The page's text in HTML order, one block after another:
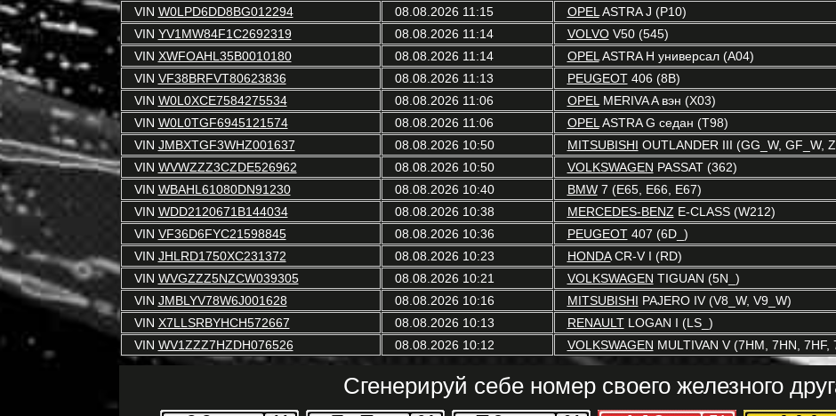
VIN W0LPD6DD8BG012294 08.08.2026 11:15 OPELASTRA J (P10)
VIN YV1MW84F1C2692319 08.08.2026 11:14 VOLVOV50 (545)
VIN XWFOAHL35B0010180 08.08.2026 11:14 OPELASTRA H универсал (A04)
VIN VF38BRFVT80623836 08.08.2026 11:13 PEUGEOT406 (8B)
VIN W0L0XCE7584275534 08.08.2026 11:06 OPELMERIVA A вэн (X03)
VIN W0L0TGF6945121574 08.08.2026 11:06 OPELASTRA G седан (T98)
VIN JMBXTGF3WHZ001637 08.08.2026 10:50 MITSUBISHI OUTLANDER III (GG_W, GF_W,
VIN WVWZZZ3CZDE526962 08.08.2026 10:50 VOLKSWAGEN PASSAT (362)
VIN WBAHL61080DN91230 08.08.2026 10:40 BMW7 (E65, E66, E67)
VIN WDD2120671B144034 08.08.2026 10:38 MERCEDES-BENZE-CLASS (W212)
VIN VF36D6FYC21598845 08.08.2026 10:36 PEUGEOT407 (6D_)
VIN JHLRD1750XC231372 08.08.2026 10:23 HONDACR-V I (RD)
VIN WVGZZZ5NZCW039305 08.08.2026 10:21 VOLKSWAGEN TIGUAN (5N_)
VIN JMBLYV78W6J001628 08.08.2026 10:16 MITSUBISHI PAJERO IV (V8_W, V9_W)
VIN X7LLSRBYHCH572667 08.08.2026 10:13 RENAULTLOGAN I (LS_)
VIN WV1ZZZ7HZDH076526 08.08.2026 10:12 VOLKSWAGEN MULTIVAN V (7HM, 7HN, 7HF,
Сгенерируй себе номер своего железного